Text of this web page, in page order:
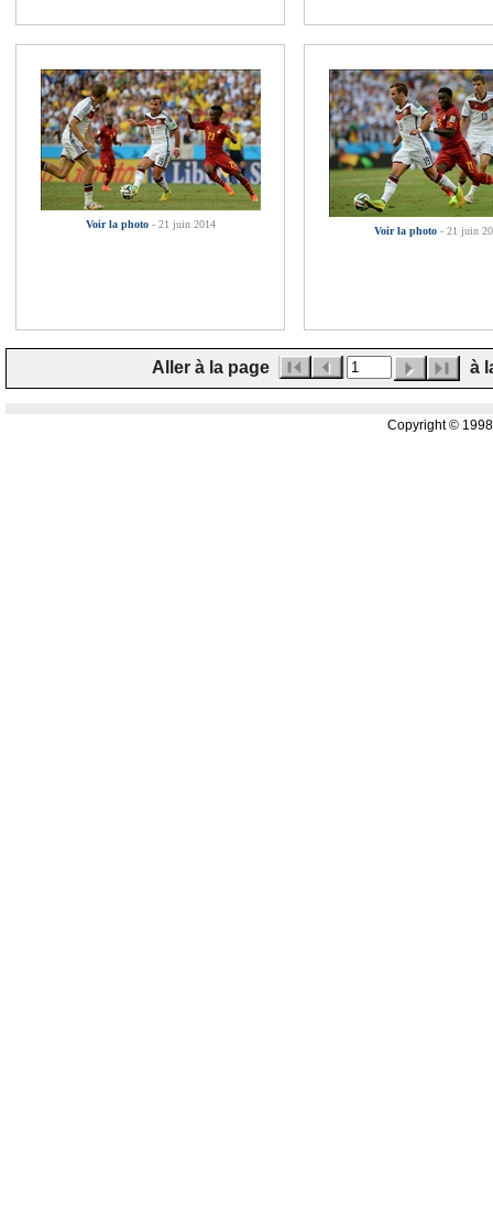
Voir la photo - 21 juin 2014
Voir la photo - 21 juin
Aller à la page à
Copyright ©